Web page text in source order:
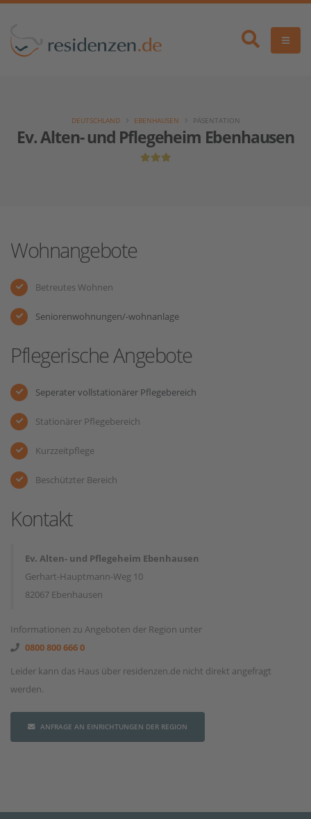
Ev. Alten- und Pflegeheim Ebenhausen
DEUTSCHLAND EBENHAUSEN PÄSENTATION
Wohnangebote
Betreutes Wohnen
Seniorenwohnungen/-wohnanlage
Pflegerische Angebote
Seperater vollstationärer Pflegebereich
Stationärer Pflegebereich
Kurzzeitpflege
Beschützter Bereich
Kontakt
Ev. Alten- und Pflegeheim Ebenhausen
Gerhart-Hauptmann-Weg 10
82067 Ebenhausen
Informationen zu Angeboten der Region unter
0800 800 666 0
Leider kann das Haus über residenzen.de nicht direkt angefragt
werden.
ANFRAGE AN EINRICHTUNGEN DER REGION